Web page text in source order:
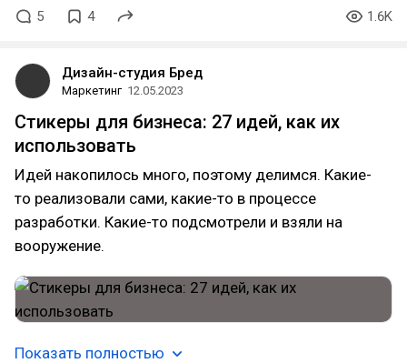
5 4 1.6K
Дизайн-студия Бред
Маркетинг 12.05.2023
Стикеры для бизнеса: 27 идей, как их
использовать
Идей накопилось много, поэтому делимся. Какие-
то реализовали сами, какие-то в процессе
разработки. Какие-то подсмотрели и взяли на
вооружение.
Показать полностью